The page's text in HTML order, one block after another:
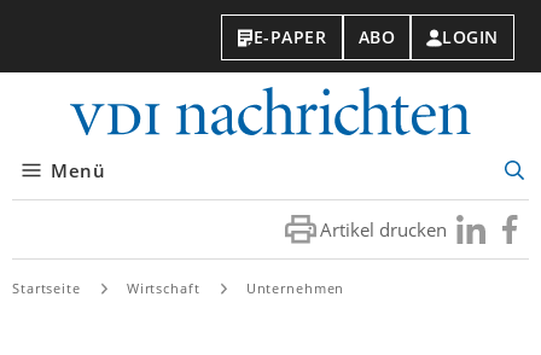
E-PAPER ABO LOGIN
Menü
Artikel drucken Besuchen
Sie
Sie
Startseite Wirtschaft Unternehmen